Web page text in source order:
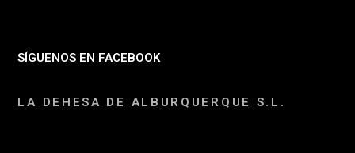
SÍGUENOS EN FACEBOOK
LA DEHESA DE ALBURQUERQUE S.L.